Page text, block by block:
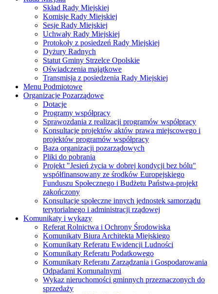
Skład Rady Miejskiej
Komisje Rady Miejskiej
Sesje Rady Miejskiej
Uchwały Rady Miejskiej
Protokoły z posiedzeń Rady Miejskiej
Dyżury Radnych
Statut Gminy Strzelce Opolskie
Oświadczenia majątkowe
Transmisja z posiedzenia Rady Miejskiej
Menu Podmiotowe
Organizacje Pozarządowe
Dotacje
Programy współpracy
Sprawozdania z realizacji programów współpracy
Konsultacje projektów aktów prawa miejscowego i
projektów programów współpracy
Baza organizacji pozarządowych
Pliki do pobrania
Projekt "Jesień życia w dobrej kondycji bez bólu"
współfinansowany ze środków Europejskiego
Funduszu Społecznego i Budżetu Państwa-projekt
zakończony
Konsultacje społeczne innych jednostek samorządu
terytorialnego i administracji rządowej
Komunikaty i wykazy
Referat Rolnictwa i Ochrony Środowiska
Komunikaty Biura Architekta Miejskiego
Komunikaty Referatu Ewidencji Ludności
Komunikaty Referatu Podatkowego
Komunikaty Referatu Zarządzania i Gospodarowania
Odpadami Komunalnymi
Wykaz nieruchomości gminnych przeznaczonych do
sprzedaży